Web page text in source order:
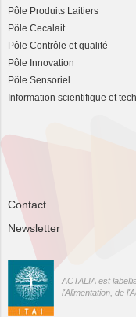
Pôle Produits Laitiers
Pôle Cecalait
Pôle Contrôle et qualité
Pôle Innovation
Pôle Sensoriel
Information scientifique et
Contact
Newsletter
ACTALIA est
l'Alimentation, de